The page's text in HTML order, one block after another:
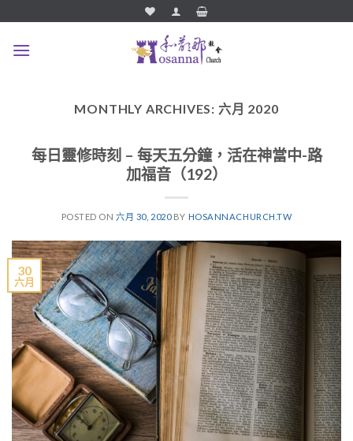
content
MONTHLY ARCHIVES: 六月 2020
每日靈修時刻 – 每天五分鐘，活在神當中-路
加福音（192）
POSTED ON六月 30, 2020BY HOSANNACHURCH.TW
30
六月